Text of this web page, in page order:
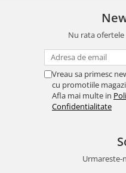
Nu rata
Vreau sa primesc
cu promotiile
Afla mai multe in
Confidentialitate
Urmareste-